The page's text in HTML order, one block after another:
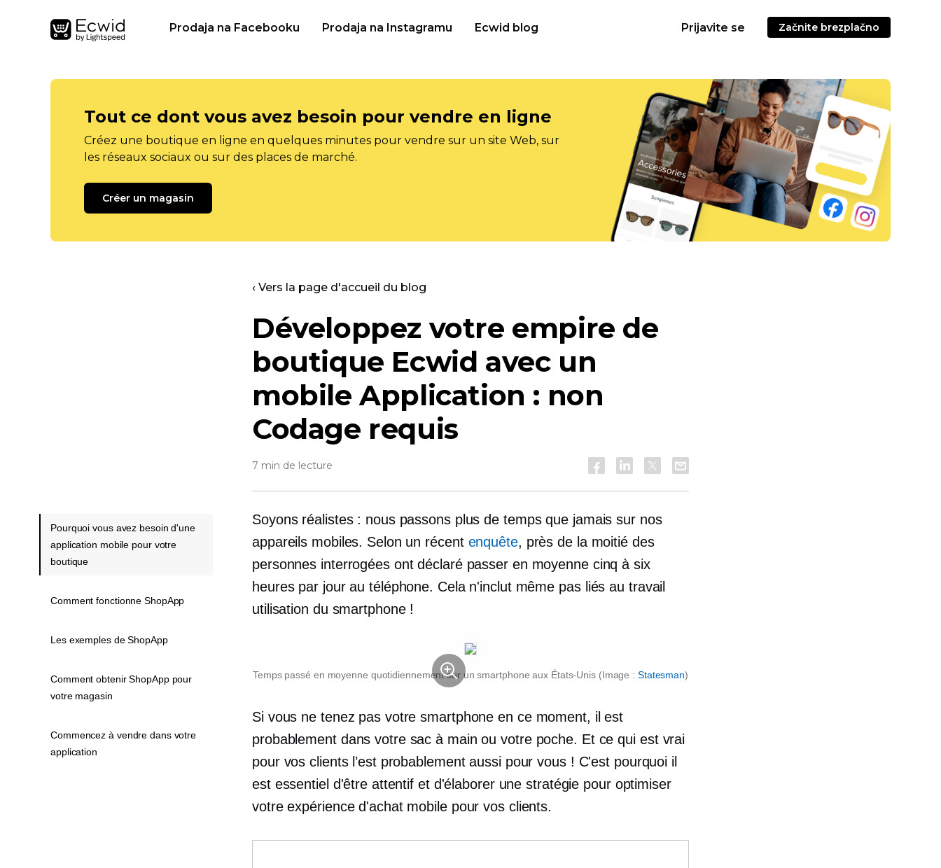
Prodaja na Facebooku Prodaja na Instagramu Ecwid blog Prijavite se Začnite brezplačno
Tout ce dont vous avez besoin pour vendre en ligne
Créez une boutique en ligne en quelques minutes pour vendre sur un site Web, sur
les réseaux sociaux ou sur des places de marché.
Créer un magasin
‹ Vers la page d'accueil du blog
Développez votre empire de
boutique Ecwid avec un
mobileApplication : non
Codage requis
7 min de lecture
Soyons réalistes : nous passons plus de temps que jamais sur nos
appareils mobiles. Selon un récent enquête, près de la moitié des
personnes interrogées ont déclaré passer en moyenne cinq à six
heures par jour au téléphone. Cela n'inclut même pas liés au travail
utilisation du smartphone !
Temps passé en moyenne quotidiennement sur un smartphone aux États-Unis (Image : Statesman)
Si vous ne tenez pas votre smartphone en ce moment, il est
probablement dans votre sac à main ou votre poche. Et ce qui est vrai
pour vos clients l’est probablement aussi pour vous ! C'est pourquoi il
est essentiel d'être attentif et d'élaborer une stratégie pour optimiser
votre expérience d'achat mobile pour vos clients.
Pourquoi vous avez besoin d'une
application mobile pour votre
boutique
Comment fonctionne ShopApp
Les exemples de ShopApp
Comment obtenir ShopApp pour
votre magasin
Commencez à vendre dans votre
application